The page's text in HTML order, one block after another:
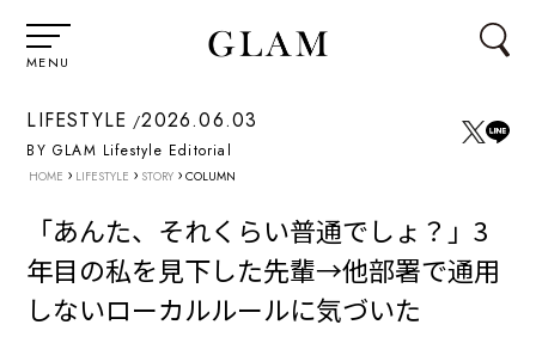
MENU
LIFESTYLE 2026.06.03
BY GLAM Lifestyle Editorial
HOME › LIFESTYLE › STORY › COLUMN
「あんた、それくらい普通でしょ？」3
年目の私を見下した先輩→他部署で通用
しないローカルルールに気づいた